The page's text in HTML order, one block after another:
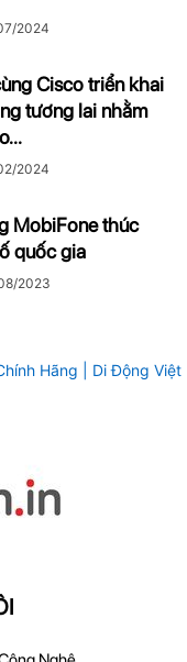
2024
Cisco triển khai
tương lai nhằm
2024
MobiFone thúc
quốc gia
2023